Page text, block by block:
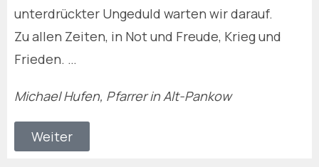
unterdrückter Ungeduld warten wir darauf.
Zu allen Zeiten, in Not und Freude, Krieg und
Frieden. …
Michael Hufen, Pfarrer in Alt-Pankow
Weiter